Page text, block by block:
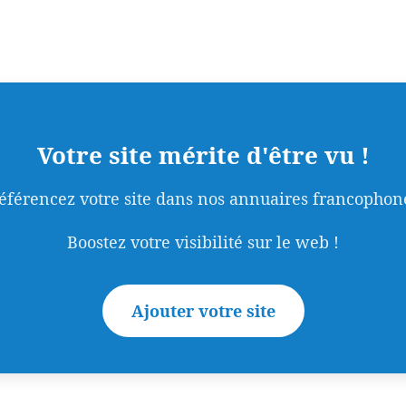
Votre site mérite d'être vu !
votre site dans nos annuaires
Boostez votre visibilité sur le web !
Ajouter votre site